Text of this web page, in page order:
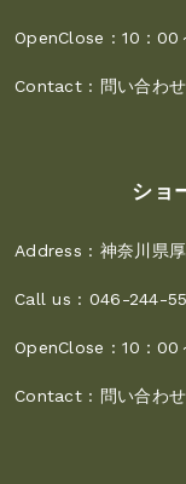
OpenClose :10：00
Contact : 問い合わせ
ショ
Address : 神奈川県
Call us : 046-244-
OpenClose :10：00
Contact : 問い合わせ